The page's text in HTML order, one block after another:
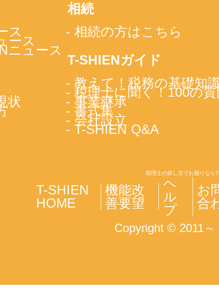
ス
ース
ニュース
状
相続
- 相続の方はこちら
T-SHIENガイド
- 教えて！税務の基礎知
- 税理士に聞く！100の
- 事業継承
- 書式集
- 会社設立
- T-SHIEN Q&A
税理士の探し方でお困りなら
T-SHIEN
HOME
機能改
善要望
ヘ
ル
プ
お
合
Copyright © 2011